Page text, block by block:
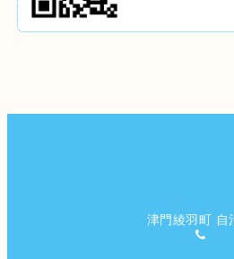
津門綾羽町 自